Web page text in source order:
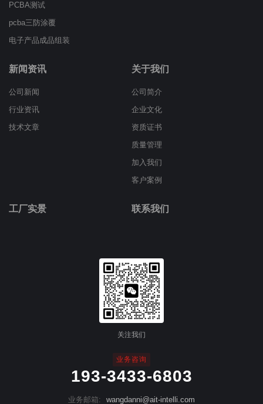
PCBA测试
pcba三防涂覆
电子产品成品组装
新闻资讯
公司新闻
行业资讯
技术文章
关于我们
公司简介
企业文化
资质证书
质量管理
加入我们
客户案例
工厂实景 联系我们
业务咨询
193-3433-6803
业务邮箱: wangdanni@ait-intelli.com
关注我们